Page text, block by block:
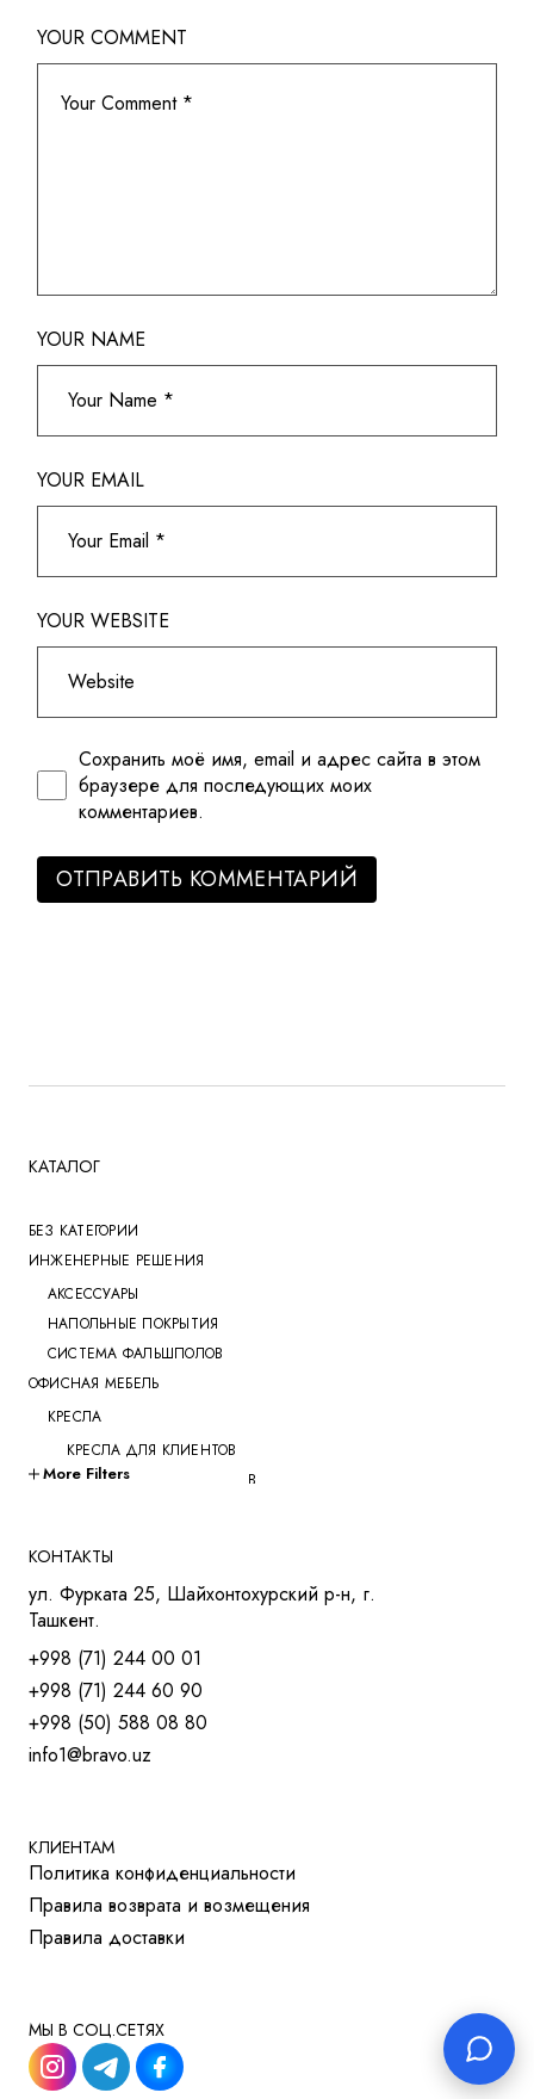
YOUR COMMENT
YOUR NAME
YOUR EMAIL
YOUR WEBSITE
Сохранить моё имя, email и адрес сайта в этом
браузере для последующих моих
комментариев.
ОТПРАВИТЬ КОММЕНТАРИЙ
КАТАЛОГ
БЕЗ КАТЕГОРИИ
ИНЖЕНЕРНЫЕ РЕШЕНИЯ
АКСЕССУАРЫ
НАПОЛЬНЫЕ ПОКРЫТИЯ
СИСТЕМА ФАЛЬШПОЛОВ
ОФИСНАЯ МЕБЕЛЬ
КРЕСЛА
КРЕСЛА ДЛЯ КЛИЕНТОВ
КРЕСЛА ДЛЯ ПЕРЕГОВОРОВ
КРЕСЛА ДЛЯ ТРЕНИНГОВ
МЯГКАЯ МЕБЕЛЬ
СТОЛЫ
СТОЛ ДЛЯ РУКОВОДИТЕЛЯ
СТОЛЫ OPEN-SPACE
СТОЛЫ ДЛЯ МЕНЕДЖЕРОВ
СТОЛЫ ДЛЯ ПЕРЕГОВОРОВ
ШКАФЫ И ТУМБЫ
РЕШЕНИЯ ДЛЯ БИЗНЕСА
ДЛЯ ОТЕЛЕЙ
ДЛЯ УЧЕБНЫХ УЧРЕЖДЕНИЙ
More Filters
КОНТАКТЫ
ул. Фурката 25, Шайхонтохурский р-н, г.
Ташкент.
+998 (71) 244 00 01
+998 (71) 244 60 90
+998 (50) 588 08 80
info1@bravo.uz
КЛИЕНТАМ
Политика конфиденциальности
Правила возврата и возмещения
Правила доставки
МЫ В СОЦ.СЕТЯХ